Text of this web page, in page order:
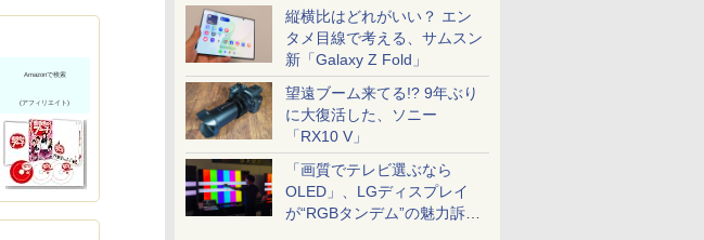
縦横比はどれがいい？ エン
タメ目線で考える、サムスン
新「Galaxy Z Fold」
望遠ブーム来てる!? 9年ぶり
に大復活した、ソニー
「RX10 V」
「画質でテレビ選ぶなら
OLED」、LGディスプレイ
が“RGBタンデム”の魅力訴
Amazonで検索
(アフィリエイト)